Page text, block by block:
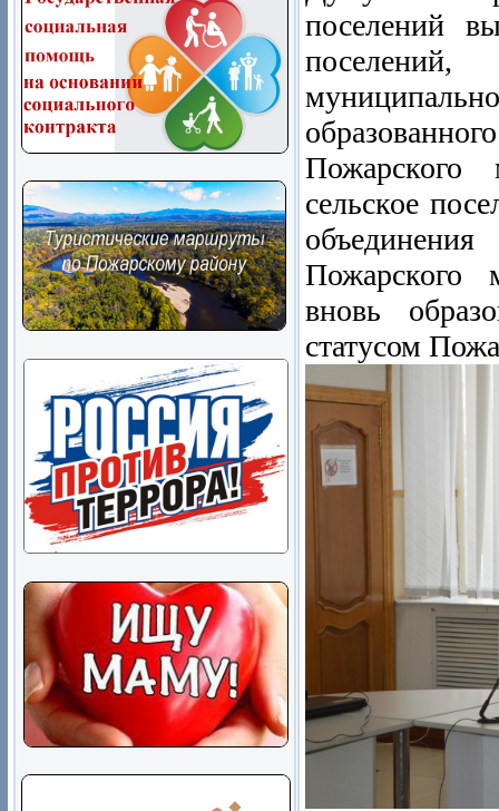
поселений
Пожарского
сельское
Пожарского
вновь
статусом